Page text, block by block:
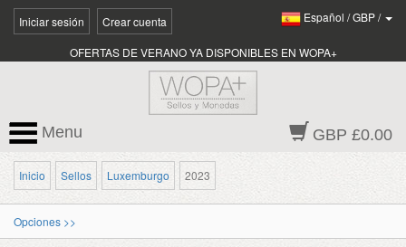
Iniciar sesión Crear cuenta Español /GBP/
OFERTAS DE VERANO YA DISPONIBLES EN WOPA+
GBP £0.00
Menu
Inicio Sellos Luxemburgo 2023
Opciones >>